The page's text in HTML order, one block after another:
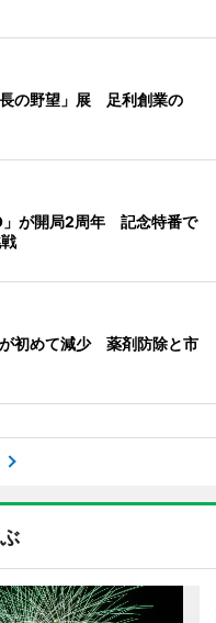
の野望」展 足利創業の
」が開局2周年 記念特番で
初めて減少 薬剤防除と市